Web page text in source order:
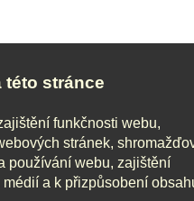
této stránce
funkčnosti webu,
stránek,
používání webu, zajištění
a k přizpůsobení